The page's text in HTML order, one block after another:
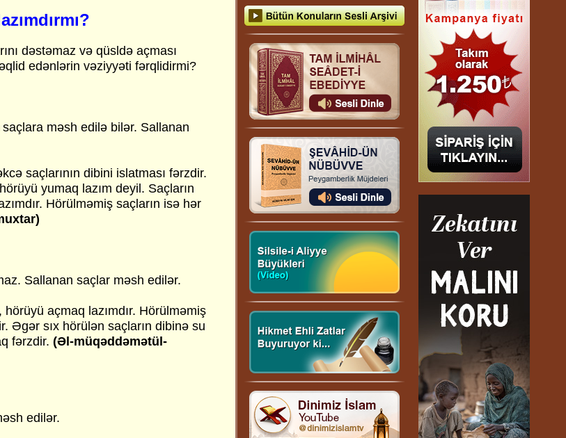
dəstəmaz və qüsldə açması
edənlərin vəziyyəti fərqlidirmi?
məsh edilə bilər. Sallanan
saçlarının dibini islatması fərzdir.
yumaq lazım deyil. Saçların
Hörülməmiş saçların isə hər
Sallanan saçlar məsh edilər.
açmaq lazımdır. Hörülməmiş
Əgər sıx hörülən saçların dibinə su
fərzdir. (Əl-müqəddəmətül-
edilər.